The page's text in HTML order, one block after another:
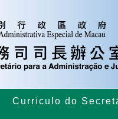
Currículo do